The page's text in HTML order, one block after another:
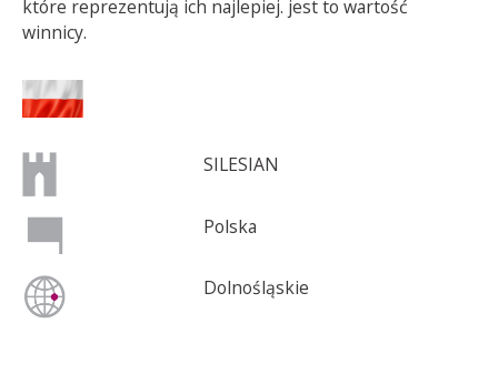
które reprezentują ich najlepiej. jest to wartość
winnicy.
SILESIAN
Polska
Dolnośląskie